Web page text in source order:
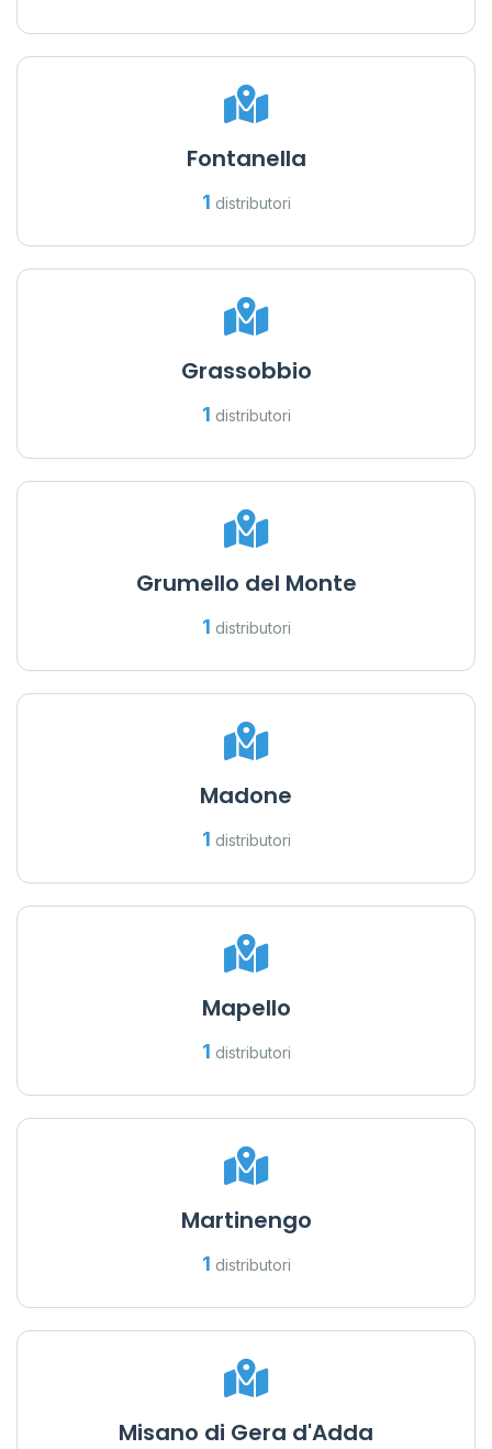
Fontanella
1 distributori
Grassobbio
1 distributori
Grumello del Monte
1 distributori
Madone
1 distributori
Mapello
1 distributori
Martinengo
1 distributori
Misano di Gera d'Adda